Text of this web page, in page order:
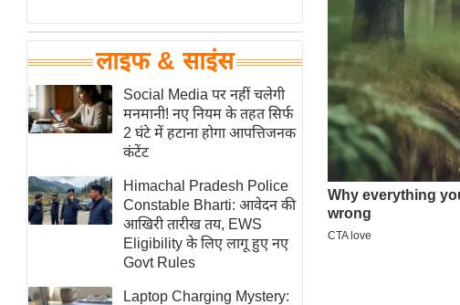
घरेलू नुस्खे
पर्यटन स्थल
फिटनेस मंत्रा
रिलेशनशिप
राजनीति
विश्लेषण
समसामयिक
मातृभूमि
एम.
लाइफ & साइंस
Social Media पर नहीं चलेगी
मनमानी! नए नियम के तहत सिर्फ
2 घंटे में हटाना होगा आपत्तिजनक
कंटेंट
Himachal Pradesh Police
Constable Bharti: आवेदन की
आखिरी तारीख तय, EWS
Eligibility के लिए लागू हुए नए
Govt Rules
Laptop Charging Mystery: